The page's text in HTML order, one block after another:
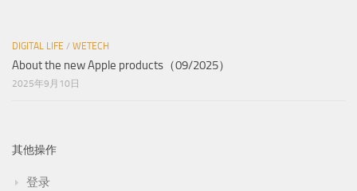
DIGITAL LIFE / WETECH
About the new Apple products（09/2025）
2025年9月10日
其他操作
登录